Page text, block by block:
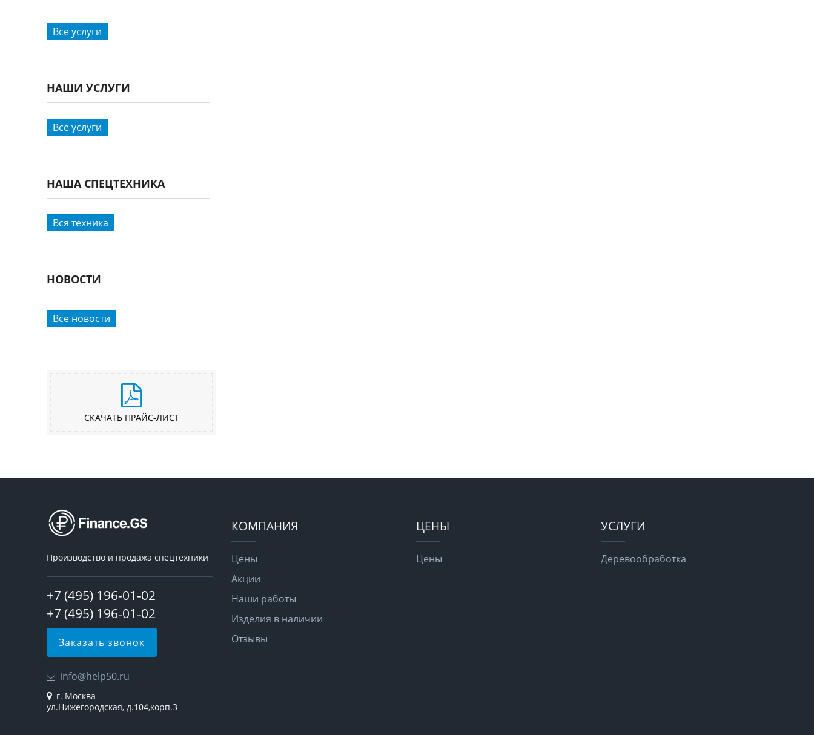
Все услуги
НАШИ УСЛУГИ
Все услуги
НАША СПЕЦТЕХНИКА
Вся техника
НОВОСТИ
Все новости
СКАЧАТЬ ПРАЙС-ЛИСТ
Производство и продажа спецтехники
+7 (495) 196-01-02
+7 (495) 196-01-02
Заказать звонок
info@help50.ru
г. Москва
ул.Нижегородская, д.104,корп.3
КОМПАНИЯ
Цены
Акции
Наши работы
Изделия в наличии
Отзывы
ЦЕНЫ
Цены
УСЛУГИ
Деревообработка